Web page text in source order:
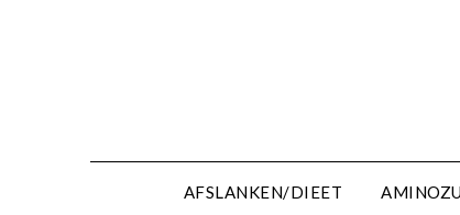
AFSLANKEN/DIEET